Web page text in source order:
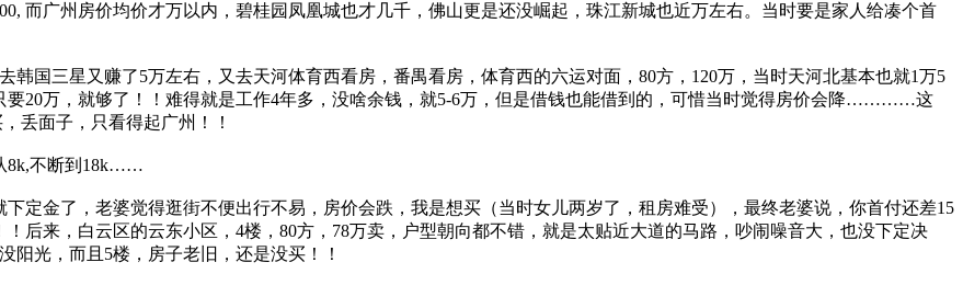
而广州房价均价才万以内，碧桂园凤凰城也才几千，佛山更是还没崛起，珠江新城也近万左右。当时要是家人给凑个首
韩国三星又赚了5万左右，又去天河体育西看房，番禺看房，体育西的六运对面，80方，120万，当时天河北基本也就1万5
要20万，就够了！！难得就是工作4年多，没啥余钱，就5-6万，但是借钱也能借到的，可惜当时觉得房价会降…………这
丢面子，只看得起广州！！
8k,不断到18k……
定金了，老婆觉得逛街不便出行不易，房价会跌，我是想买（当时女儿两岁了，租房难受），最终老婆说，你首付还差15
后来，白云区的云东小区，4楼，80方，78万卖，户型朝向都不错，就是太贴近大道的马路，吵闹噪音大，也没下定决
光，而且5楼，房子老旧，还是没买！！